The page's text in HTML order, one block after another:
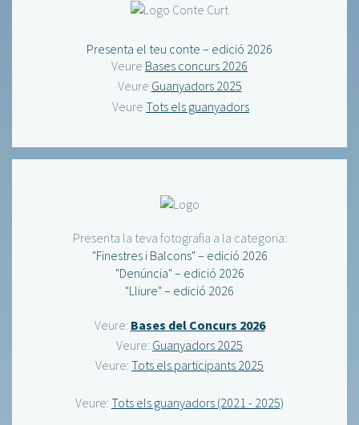
Presenta el teu conte – edició 2026
Veure Bases concurs 2026
Veure Guanyadors 2025
Veure Tots els guanyadors
Presenta la teva fotografia a la categoria:
"Finestres i Balcons" – edició 2026
"Denúncia" – edició 2026
"Lliure" – edició 2026
Veure: Bases del Concurs 2026
Veure: Guanyadors 2025
Veure: Tots els participants 2025
Veure: Tots els guanyadors (2021 - 2025)